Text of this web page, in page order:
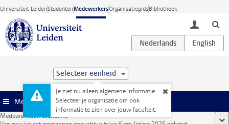
Ga direct naar de inhoud
Universiteit LeidenStudentenMedewerkersOrganisatiegidsBibliotheek
toggle
Selecteer eenheid
Je ziet nu alleen algemene informatie.
Selecteer je organisatie om ook
informatie te zien over jouw faculteit.
Menu
Medewerkerswebsite ...